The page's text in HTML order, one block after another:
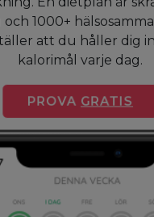
och 1000+
att du håller dig
kalorimål varje dag.
PROVA GRATIS